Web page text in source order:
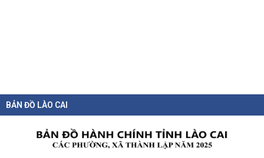
BẢN ĐỒ LÀO CAI